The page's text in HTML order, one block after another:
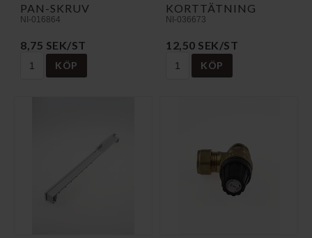
PAN-SKRUV
NI-016864
8,75 SEK/ST
KÖP
KORTTÄTNING
NI-036673
12,50 SEK/ST
KÖP